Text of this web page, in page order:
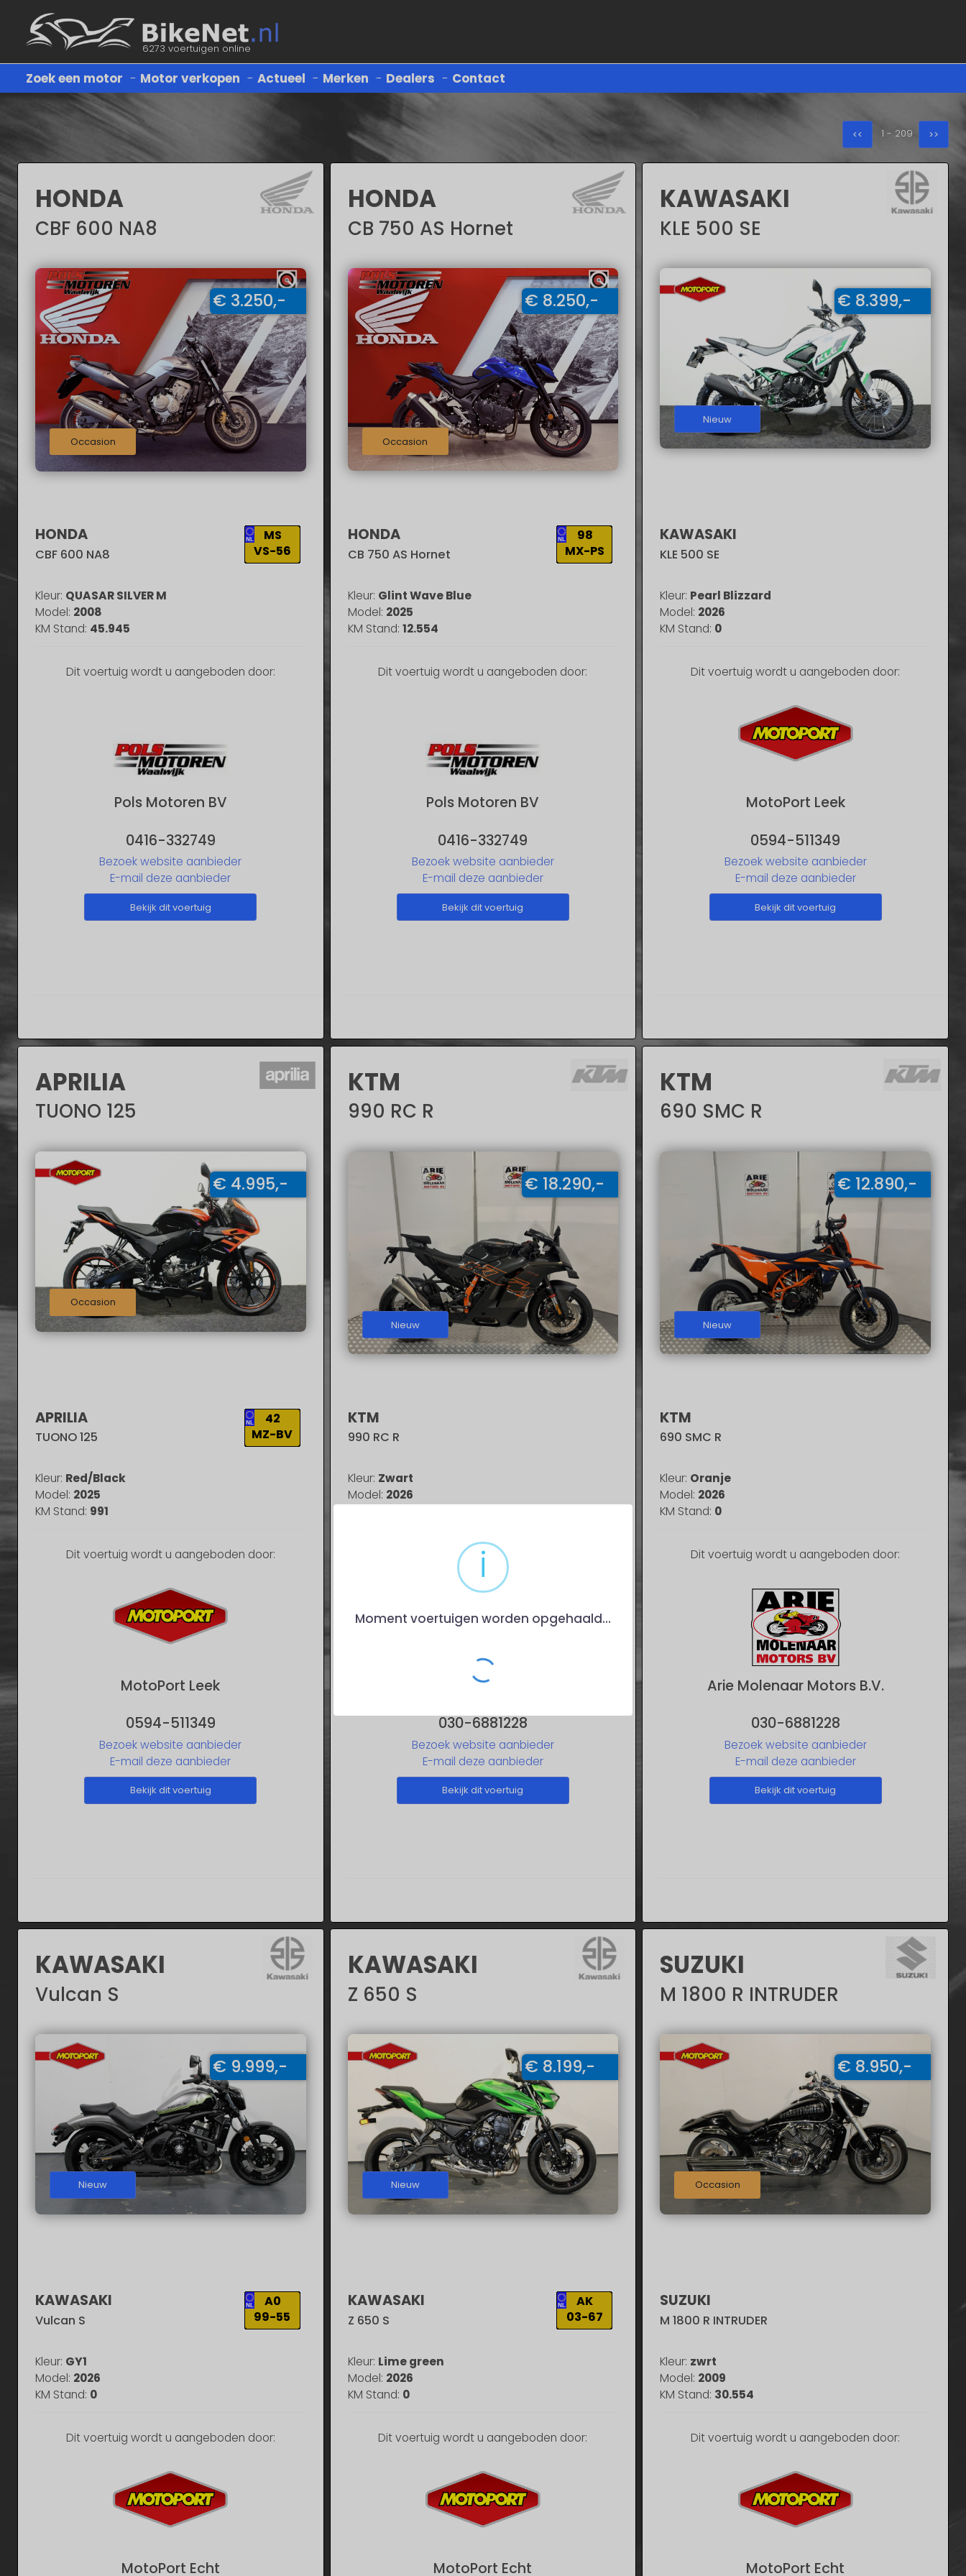
6273 voertuigen online
Zoek een motor - Motor verkopen - Actueel - Merken - Dealers - Contact
Type:
Prijs tussen minimaal en maximaal:
1000 2500 5000 12500
100000
1000 100000
Modeljaar tot en met:
1990 2000 2021 2023
2024
1980 2025
×
<< 1 - 209 >>
HONDA
CBF 600 NA8
€ 3.250,-
Occasion
HONDA
CBF 600 NA8
MS
VS-56
Kleur: QUASAR SILVER M
Model: 2008
KM Stand: 45.945
Dit voertuig wordt u aangeboden door:
Pols Motoren BV
0416-332749
Bezoek website aanbieder
E-mail deze aanbieder
Bekijk dit voertuig
HONDA
CB 750 AS Hornet
€ 8.250,-
Occasion
HONDA
CB 750 AS Hornet
98
MX-PS
Kleur: Glint Wave Blue
Model: 2025
KM Stand: 12.554
Dit voertuig wordt u aangeboden door:
Pols Motoren BV
0416-332749
Bezoek website aanbieder
E-mail deze aanbieder
Bekijk dit voertuig
KAWASAKI
KLE 500 SE
€ 8.399,-
Nieuw
KAWASAKI
KLE 500 SE
Kleur: Pearl Blizzard
Model: 2026
KM Stand: 0
Dit voertuig wordt u aangeboden door:
MotoPort Leek
0594-511349
Bezoek website aanbieder
E-mail deze aanbieder
Bekijk dit voertuig
APRILIA
TUONO 125
€ 4.995,-
Occasion
APRILIA
TUONO 125
42
MZ-BV
Kleur: Red/Black
Model: 2025
KM Stand: 991
Dit voertuig wordt u aangeboden door:
MotoPort Leek
0594-511349
Bezoek website aanbieder
E-mail deze aanbieder
Bekijk dit voertuig
KTM
990 RC R
€ 18.290,-
Nieuw
KTM
990 RC R
Kleur: Zwart
Model: 2026
Dit voertuig wordt u aangeboden door:
Arie Molenaar Motors B.V.
030-6881228
Bezoek website aanbieder
E-mail deze aanbieder
Bekijk dit voertuig
KTM
690 SMC R
€ 12.890,-
Nieuw
KTM
690 SMC R
Kleur: Oranje
Model: 2026
KM Stand: 0
Dit voertuig wordt u aangeboden door:
Arie Molenaar Motors B.V.
030-6881228
Bezoek website aanbieder
E-mail deze aanbieder
Bekijk dit voertuig
KAWASAKI
Vulcan S
€ 9.999,-
Nieuw
KAWASAKI
Vulcan S
A0
99-55
Kleur: GY1
Model: 2026
KM Stand: 0
Dit voertuig wordt u aangeboden door:
MotoPort Echt
KAWASAKI
Z 650 S
€ 8.199,-
Nieuw
KAWASAKI
Z 650 S
AK
03-67
Kleur: Lime green
Model: 2026
KM Stand: 0
Dit voertuig wordt u aangeboden door:
MotoPort Echt
SUZUKI
M 1800 R INTRUDER
€ 8.950,-
Occasion
SUZUKI
M 1800 R INTRUDER
Kleur: zwrt
Model: 2009
KM Stand: 30.554
Dit voertuig wordt u aangeboden door:
MotoPort Echt
Moment voertuigen worden opgehaald...
OK